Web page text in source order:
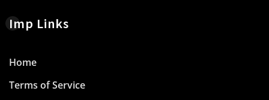
Imp Links
Home
Terms of Service